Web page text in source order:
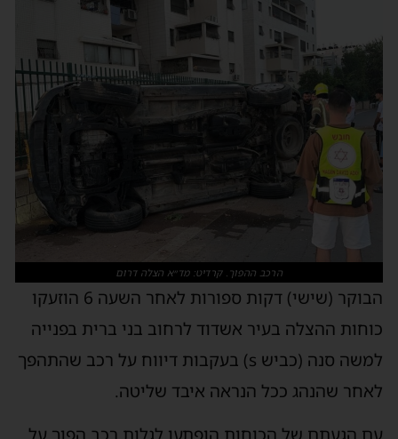
הרכב ההפוך. קרדיט: מד״א הצלה דרום
הבוקר (שישי) דקות ספורות לאחר השעה 6 הוזעקו
כוחות ההצלה בעיר אשדוד לרחוב בני ברית בפנייה
למשה סנה (כביש s) בעקבות דיווח על רכב שהתהפך
לאחר שהנהג ככל הנראה איבד שליטה.